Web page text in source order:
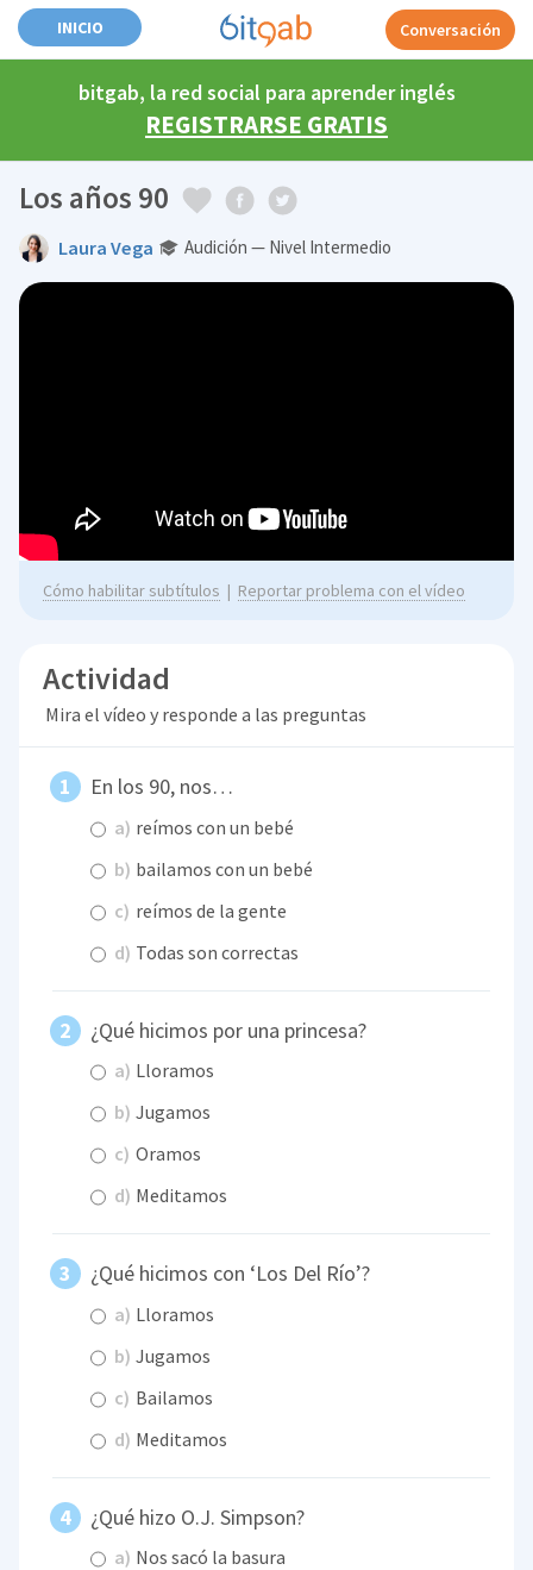
INICIO Conversación
bitgab, la red social para aprender inglés
REGISTRARSE GRATIS
Los años 90
Laura Vega Audición — Nivel Intermedio
Cómo habilitar subtítulos | Reportar problema con el vídeo
Actividad
Mira el vídeo y responde a las preguntas
En los 90, nos…
a) reímos con un bebé
b) bailamos con un bebé
c) reímos de la gente
d) Todas son correctas
¿Qué hicimos por una princesa?
a) Lloramos
b) Jugamos
c) Oramos
d) Meditamos
¿Qué hicimos con ‘Los Del Río’?
a) Lloramos
b) Jugamos
c) Bailamos
d) Meditamos
¿Qué hizo O.J. Simpson?
a) Nos sacó la basura